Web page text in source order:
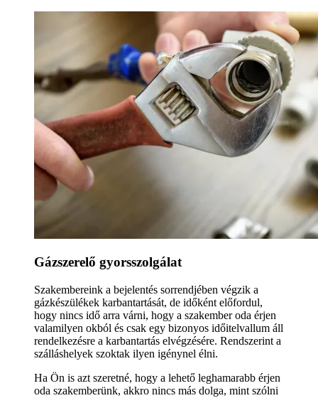
Gázszerelő gyorsszolgálat
Szakembereink a bejelentés sorrendjében végzik a
gázkészülékek karbantartását, de időként előfordul,
hogy nincs idő arra várni, hogy a szakember oda érjen
valamilyen okból és csak egy bizonyos időitelvallum áll
rendelkezésre a karbantartás elvégzésére. Rendszerint a
szálláshelyek szoktak ilyen igénynel élni.
Ha Ön is azt szeretné, hogy a lehető leghamarabb érjen
oda szakemberünk, akkro nincs más dolga, mint szólni